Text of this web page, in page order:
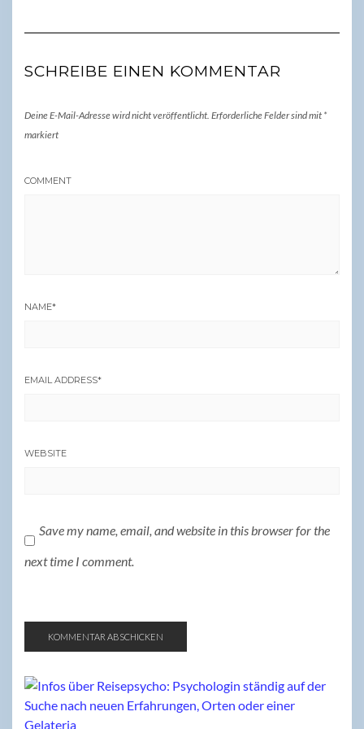
SCHREIBE EINEN KOMMENTAR
Deine E-Mail-Adresse wird nicht veröffentlicht. Erforderliche Felder sind mit *
markiert
COMMENT
NAME*
EMAIL ADDRESS*
WEBSITE
Save my name, email, and website in this browser for the
next time I comment.